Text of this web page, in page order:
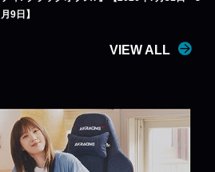
月9日】
VIEW ALL